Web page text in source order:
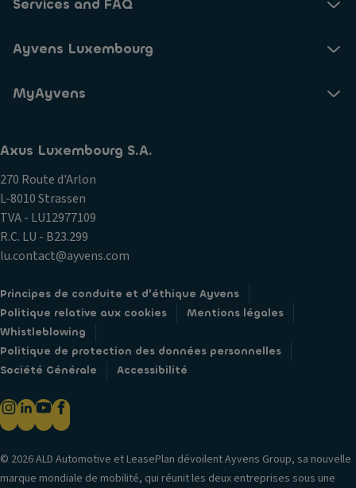
Services and FAQ
Ayvens Luxembourg
MyAyvens
Axus Luxembourg S.A.
270 Route d'Arlon
L-8010 Strassen
TVA - LU12977109
R.C. LU - B23.299
lu.contact@ayvens.com
Principes de conduite et d'éthique Ayvens
Politique relative aux cookies
Mentions légales
Whistleblowing
Politique de protection des données personnelles
Société Générale
Accessibilité
© 2026 ALD Automotive et LeasePlan dévoilent Ayvens Group, sa nouvelle
marque mondiale de mobilité, qui réunit les deux entreprises sous une